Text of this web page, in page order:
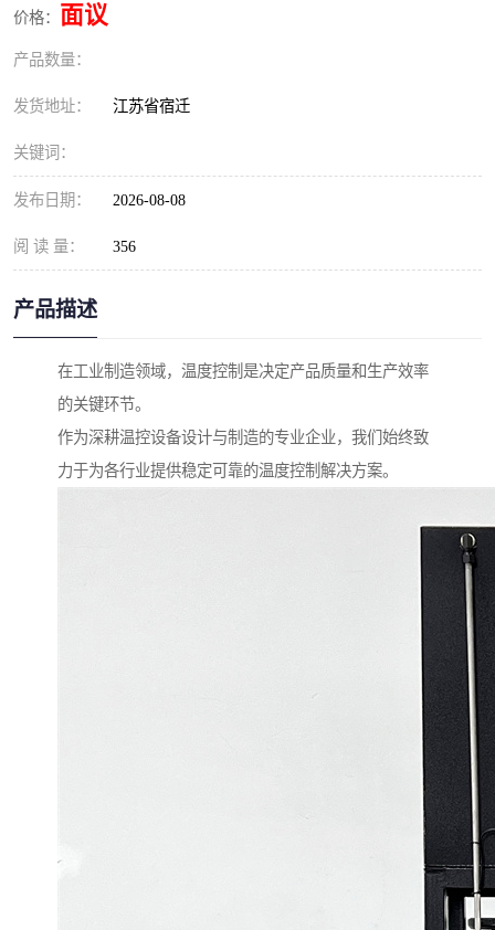
价格： 面议
产品数量：
发货地址： 江苏省宿迁
关键词：
发布日期： 2026-08-08
阅 读 量： 356
产品描述
在工业制造领域，温度控制是决定产品质量和生产效率
的关键环节。
作为深耕温控设备设计与制造的专业企业，我们始终致
力于为各行业提供稳定可靠的温度控制解决方案。